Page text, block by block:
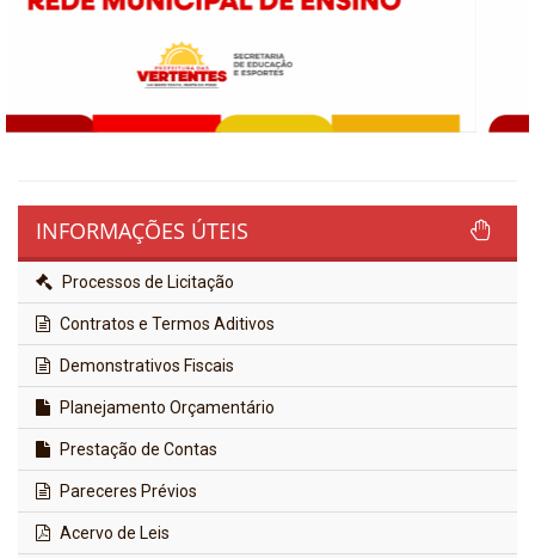
INFORMAÇÕES ÚTEIS
Processos de Licitação
Contratos e Termos Aditivos
Demonstrativos Fiscais
Planejamento Orçamentário
Prestação de Contas
Pareceres Prévios
Acervo de Leis